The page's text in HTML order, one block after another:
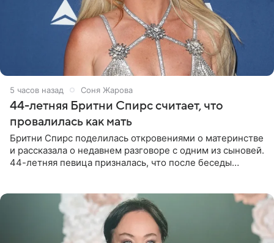
5 часов назад Соня Жарова
44-летняя Бритни Спирс считает, что
провалилась как мать
Бритни Спирс поделилась откровениями о материнстве
и рассказала о недавнем разговоре с одним из сыновей.
44-летняя певица призналась, что после беседы